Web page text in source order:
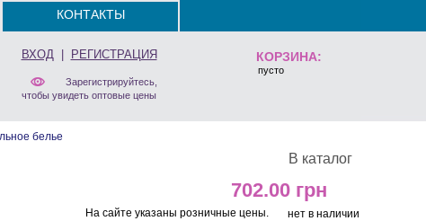
КОРЗИНА:
пусто
КОНТАКТЫ
ВХОД| РЕГИСТРАЦИЯ
Зарегистрируйтесь,
чтобы увидеть оптовые цены
белье
В каталог
702.00
нет в наличии
На сайте указаны розничные цены.